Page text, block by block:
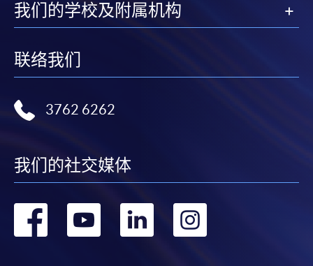
Certificate for Module (Ethics and Governance for CPA Programme
Revision Course)
Course)
我们的学校及附属机构
联络我们
3762 6262
我们的社交媒体
转
转
转